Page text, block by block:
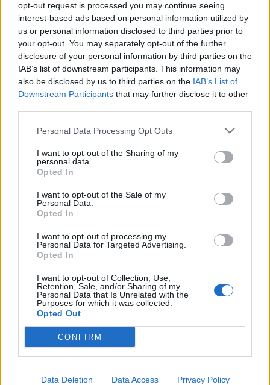
opt-out request is processed you may continue seeing
interest-based ads based on personal information utilized by
us or personal information disclosed to third parties prior to
your opt-out. You may separately opt-out of the further
disclosure of your personal information by third parties on the
IAB’s list of downstream participants. This information may
also be disclosed by us to third parties on the IAB’s List of
Downstream Participants that may further disclose it to other
Personal Data Processing Opt Outs
I want to opt-out of the Sharing of my
personal data.
Opted In
I want to opt-out of the Sale of my
Personal Data.
Opted In
I want to opt-out of processing my
Personal Data for Targeted Advertising.
Opted In
I want to opt-out of Collection, Use,
Retention, Sale, and/or Sharing of my
Personal Data that Is Unrelated with the
Purposes for which it was collected.
Opted Out
CONFIRM
Data Deletion Data Access Privacy Policy
ИСТОРИСКО ОБЕДИНУВАЊЕ НА
МАКЕДОНЦИТЕ ВО СРБИЈА:
ФОРМИРАН МАКЕДОНСКИОТ
НАЦИОНАЛЕН СОЈУЗ
УЛЦИЊ Е АЛБАНСКИ, ЌЕ ГО
ОСЛОБОДИМЕ- Скандалозна
објава на вицепремиерот на
Црна Гора
ТЕМПЕРАТУРАТА ВО СРЕДА ЌЕ
БИДЕ ЗА НА ЛЕКАР, а потоа...
ОТКРИТИЕ по падот на Дунав,
Северна Кореја и Русија градат
мистериозен мост
Ахмети кажа што го мачи:
СЛУШАМ, САКААТ ДА СЕ СУДИ
ПРЕДУПРЕДЕНИ СЕ: „Бугарија
итно ја преиспитува својата
одлука“
ИЗГОРЕНИ АВТОМОБИЛИ,
ЗАТВОРЕНИ ПЛАЖИ И УЛИЦИ
ПРЕПОЛНИ СО ОТПАД -
Фнидек во хаос по
ОБРАЗОВАНИЕТО НА МИЛА